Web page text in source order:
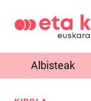
Albisteak